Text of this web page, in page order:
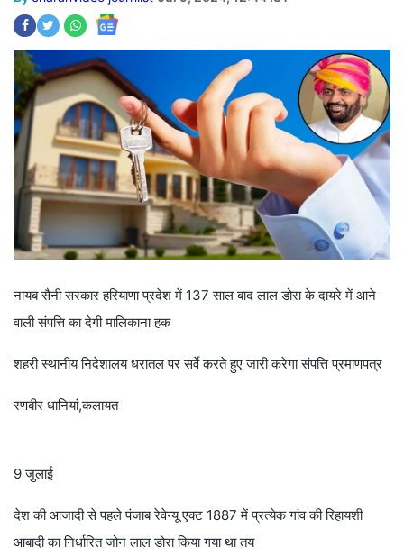
नायब सैनी सरकार हरियाणा प्रदेश में 137 साल बाद लाल डोरा के दायरे में आने
वाली संपत्ति का देगी मालिकाना हक
शहरी स्थानीय निदेशालय धरातल पर सर्वे करते हुए जारी करेगा संपत्ति प्रमाणपत्र
रणबीर धानियां,कलायत
9 जुलाई
देश की आजादी से पहले पंजाब रेवेन्यू एक्ट 1887 में प्रत्येक गांव की रिहायशी
आबादी का निर्धारित जोन लाल डोरा किया गया था तय